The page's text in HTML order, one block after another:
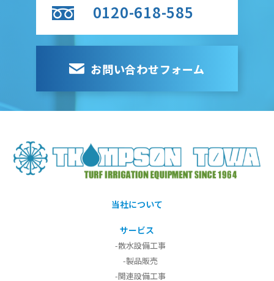
0120-618-585
お問い合わせフォーム
当社について
サービス
-散水設備工事
-製品販売
-関連設備工事